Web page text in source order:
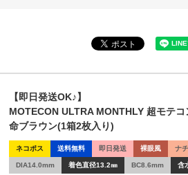
【即日発送OK♪】
MOTECON ULTRA MONTHLY 超モテ
命ブラウン(1箱2枚入り)
ネコポス 送料無料 即日発送 裸眼風 ナ
DIA14.0mm 着色直径13.2㎜ BC8.6mm 含